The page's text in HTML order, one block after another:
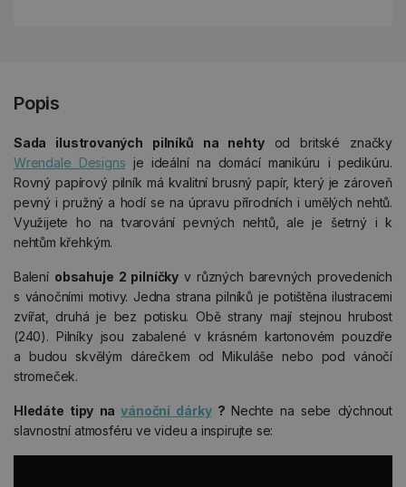
Popis
Sada ilustrovaných pilníků na nehtyod britské značky
Wrendale Designs je ideální na domácí manikúru i pedikúru.
Rovný papírový pilník má kvalitní brusný papír, který je zároveň
pevný i pružný a hodí se na úpravu přírodních i umělých nehtů.
Využijete ho na tvarování pevných nehtů, ale je šetrný i k
nehtům křehkým.
Balení obsahuje 2 pilníčkyv různých barevných provedeních
s vánočními motivy. Jedna strana pilníků je potištěna ilustracemi
zvířat, druhá je bez potisku. Obě strany mají stejnou hrubost
(240). Pilníky jsou zabalené v krásném kartonovém pouzdře
a budou skvělým dárečkem od Mikuláše nebo pod vánočí
stromeček.
Hledáte tipy navánoční dárky? Nechte na sebe dýchnout
slavnostní atmosféru ve videu a inspirujte se: